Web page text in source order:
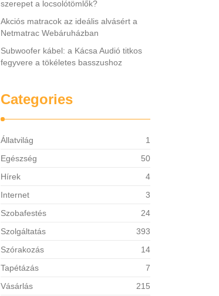
szerepet a locsolótömlők?
Akciós matracok az ideális alvásért a
Netmatrac Webáruházban
Subwoofer kábel: a Kácsa Audió titkos
fegyvere a tökéletes basszushoz
Categories
Állatvilág
1
Egészség
50
Hírek
4
Internet
3
Szobafestés
24
Szolgáltatás
393
Szórakozás
14
Tapétázás
7
Vásárlás
215